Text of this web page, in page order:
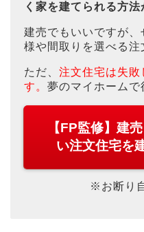
く家を建てられる方
建売でもいいですが
様や間取りを選べる注
ただ、 注文住宅は失
す。 夢のマイホームで
【FP監修】建
い注文住宅を
※お断り